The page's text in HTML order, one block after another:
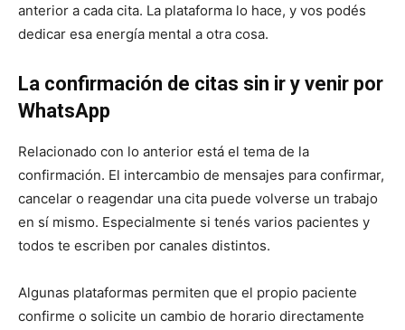
anterior a cada cita. La plataforma lo hace, y vos podés
dedicar esa energía mental a otra cosa.
La confirmación de citas sin ir y venir por
WhatsApp
Relacionado con lo anterior está el tema de la
confirmación. El intercambio de mensajes para confirmar,
cancelar o reagendar una cita puede volverse un trabajo
en sí mismo. Especialmente si tenés varios pacientes y
todos te escriben por canales distintos.
Algunas plataformas permiten que el propio paciente
confirme o solicite un cambio de horario directamente